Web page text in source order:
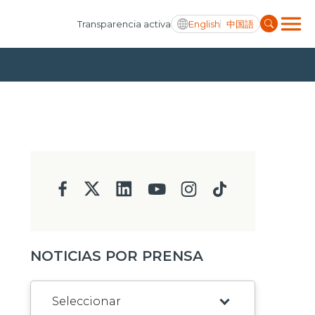
Transparencia activa English 中国語
NOTICIAS POR PRENSA